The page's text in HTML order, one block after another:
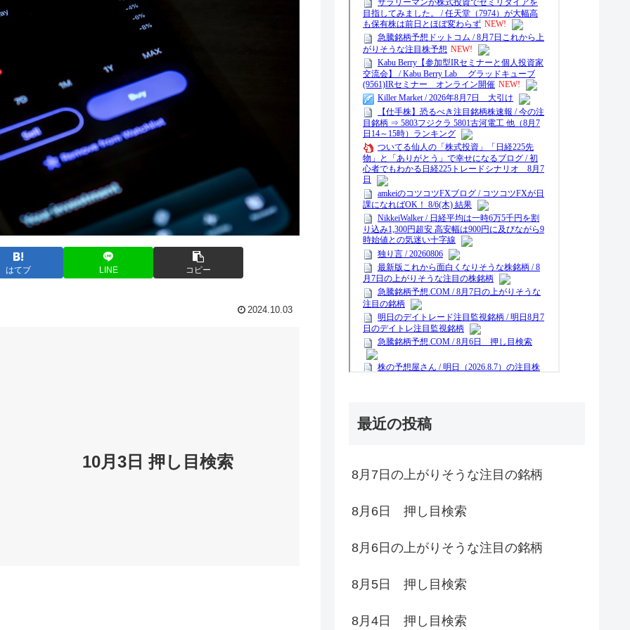
はてブ LINE コピー
2024.10.03
10月3日 押し目検索
最近の投稿
8月7日の上がりそうな注目の銘柄
8月6日 押し目検索
8月6日の上がりそうな注目の銘柄
8月5日 押し目検索
8月4日 押し目検索